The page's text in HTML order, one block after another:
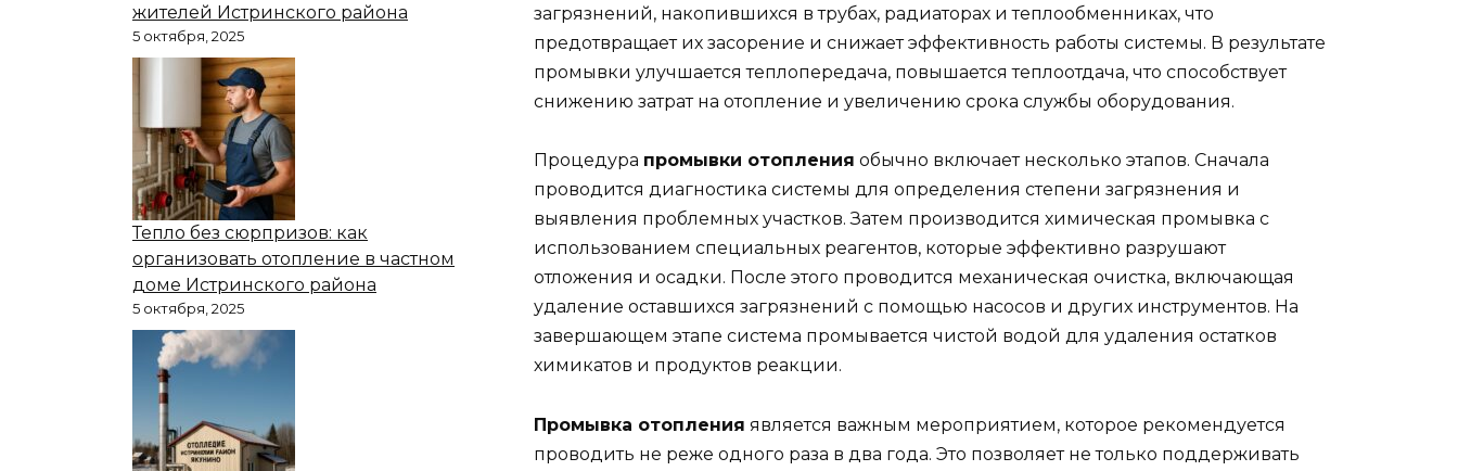
загрязнений, накопившихся в трубах, радиаторах и теплообменниках, что
предотвращает их засорение и снижает эффективность работы системы. В результате
промывки улучшается теплопередача, повышается теплоотдача, что способствует
снижению затрат на отопление и увеличению срока службы оборудования.
Процедура промывки отопления обычно включает несколько этапов. Сначала
проводится диагностика системы для определения степени загрязнения и
выявления проблемных участков. Затем производится химическая промывка с
использованием специальных реагентов, которые эффективно разрушают
отложения и осадки. После этого проводится механическая очистка, включающая
удаление оставшихся загрязнений с помощью насосов и других инструментов. На
завершающем этапе система промывается чистой водой для удаления остатков
химикатов и продуктов реакции.
Промывка отопления является важным мероприятием, которое рекомендуется
проводить не реже одного раза в два года. Это позволяет не только поддерживать
жителей Истринского района
5 октября, 2025
Тепло без сюрпризов: как
организовать отопление в частном
доме Истринского района
5 октября, 2025